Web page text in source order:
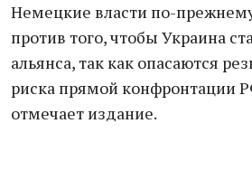
Немецкие власти по-
против того, чтобы Украина
альянса, так как опасаются
риска прямой конфронтации
отмечает издание.